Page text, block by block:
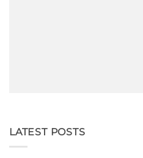
LATEST POSTS